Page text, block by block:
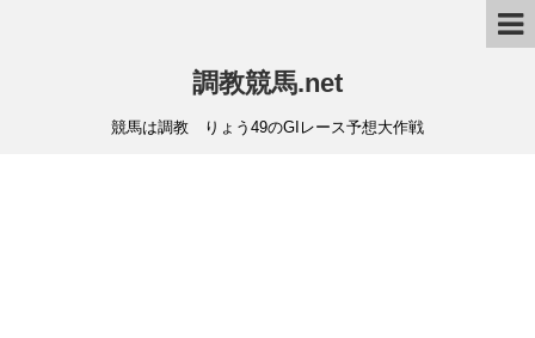
調教競馬.net
競馬は調教 りょう49のGIレース予想大作戦